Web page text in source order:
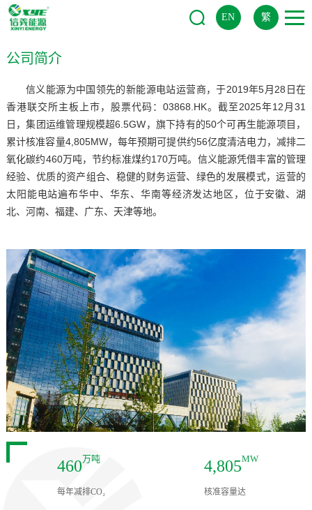
EN 繁
公司简介
信义能源为中国领先的新能源电站运营商，于2019年5月28日在
香港联交所主板上市，股票代码：03868.HK。截至2025年12月31
日，集团运维管理规模超6.5GW，旗下持有的50个可再生能源项目，
累计核准容量4,805MW，每年预期可提供约56亿度清洁电力，减排二
氧化碳约460万吨，节约标准煤约170万吨。信义能源凭借丰富的管理
经验、优质的资产组合、稳健的财务运营、绿色的发展模式，运营的
太阳能电站遍布华中、华东、华南等经济发达地区，位于安徽、湖
北、河南、福建、广东、天津等地。
460万吨
每年减排CO₂
4,805MW
核准容量达